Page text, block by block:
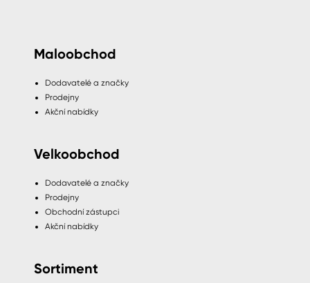
Maloobchod
Dodavatelé a značky
Prodejny
Akční nabídky
Velkoobchod
Dodavatelé a značky
Prodejny
Obchodní zástupci
Akční nabídky
Sortiment